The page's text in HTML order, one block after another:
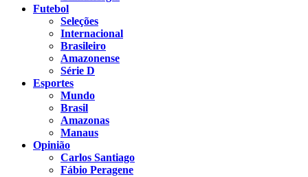
Futebol
Seleções
Internacional
Brasileiro
Amazonense
Série D
Esportes
Mundo
Brasil
Amazonas
Manaus
Opinião
Carlos Santiago
Fábio Peragene